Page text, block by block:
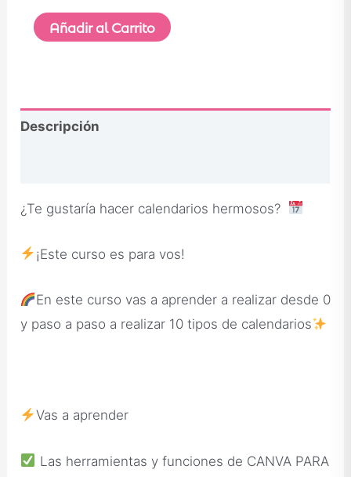
Añadir al Carrito
Descripción
¿Te gustaría hacer calendarios hermosos?
¡Este curso es para vos!
En este curso vas a aprender a realizar desde 0
y paso a paso a realizar 10 tipos de calendarios
Vas a aprender
Las herramientas y funciones de CANVA PARA